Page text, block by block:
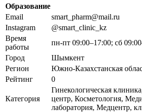
Образование
Email
smart_pharm@mail.ru
Instagram
@smart_clinic_kz
Время
работы
пн-пт 09:00–17:00; сб
Город
Шымкент
Регион
Южно-Казахстанская
Рейтинг
0
Категория
Гинекологическая
центр, Косметология,
лаборатория, Медцентр,